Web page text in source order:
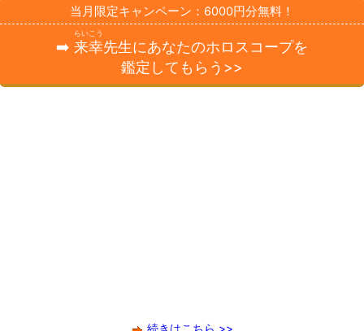
当月限定キャンペーン：6000円分無料！
➡️ 来幸
らいこう
先生にあなたのホロスコープを
鑑定してもらう>>